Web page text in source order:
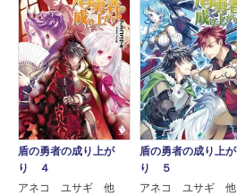
盾の勇者の成り上が
り ４
アネコ ユサギ 他
盾の勇者の成り上が
り ５
アネコ ユサギ 他